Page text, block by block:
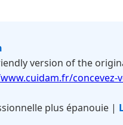
version of the
concevez-
plus épanouie |